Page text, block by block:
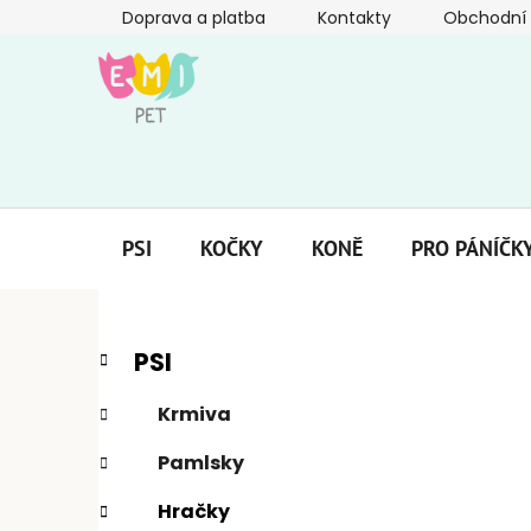
Doprava a platba Kontakty
PSI KOČKY KONĚ PRO
P
s
r
a
Přeskočit
kategorie
K
a
e
g
o
r
PSI
Krmiva
Pamlsky
Hračky